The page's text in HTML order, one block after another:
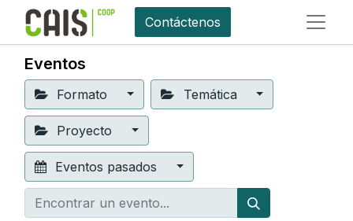
Contáctenos
Eventos
Formato Temática
Proyecto
Eventos pasados